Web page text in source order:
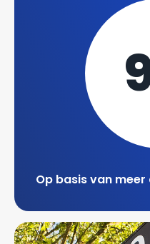
Op basis van